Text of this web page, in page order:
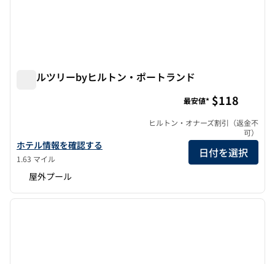
ダブルツリーbyヒルトン・ポートランド
ダブルツリーbyヒルトン・ポートランドの詳細を見る
ホテル情報を確認する
1.63 マイル
最安値* $118
ヒルトン・オナーズ割引（返金不
可）
日付を選択
屋外プール
1/11
1/11
前の画像 次の